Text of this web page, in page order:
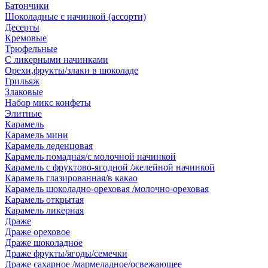
Батончики
Шоколадные с начинкой (ассорти)
Десерты
Кремовые
Трюфельные
С ликерными начинками
Орехи,фрукты/злаки в шоколаде
Грильяж
Злаковые
Набор микс конфеты
Элитные
Карамель
Карамель мини
Карамель леденцовая
Карамель помадная/с молочной начинкой
Карамель с фруктово-ягодной /желейной начинкой
Карамель глазированная/в какао
Карамель шоколадно-ореховая /молочно-ореховая
Карамель открытая
Карамель ликерная
Драже
Драже ореховое
Драже шоколадное
Драже фрукты/ягоды/семечки
Драже сахарное /мармеладное/освежающее